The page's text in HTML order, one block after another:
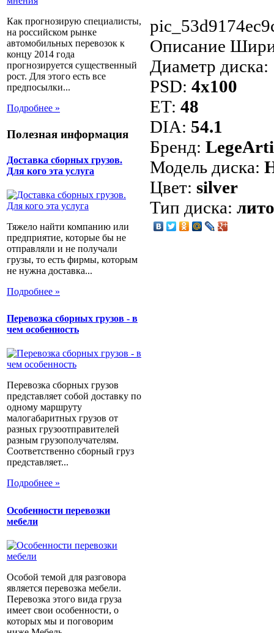
Как прогнозирую специалисты,
на российском рынке
автомобильных перевозок к
концу 2014 года
прогнозируется существенный
рост. Для этого есть все
предпосылки...
Подробнее »
Полезная информация
Доставка сборных грузов.
Для кого эта услуга
Тяжело найти компанию или
предприятие, которые бы не
отправляли и не получали
грузы, то есть фирмы, которым
не нужна доставка...
Подробнее »
Перевозка сборных грузов - в
чем особенность
Перевозка сборных грузов
представляет собой доставку по
одному маршруту
малогабаритных грузов от
разных грузоотправителей
разным грузополучателям.
Соответственно сборный груз
представляет...
Подробнее »
Особенности перевозки
мебели
Особой темой для разговора
является перевозка мебели.
Перевозка этого вида груза
имеет свои особенности, о
которых мы и поговорим
Описание
Диаметр диска:
PSD: 4x100
ET: 48
DIA: 54.1
Бренд:
Модель диска:
Цвет: silver
Тип диска: